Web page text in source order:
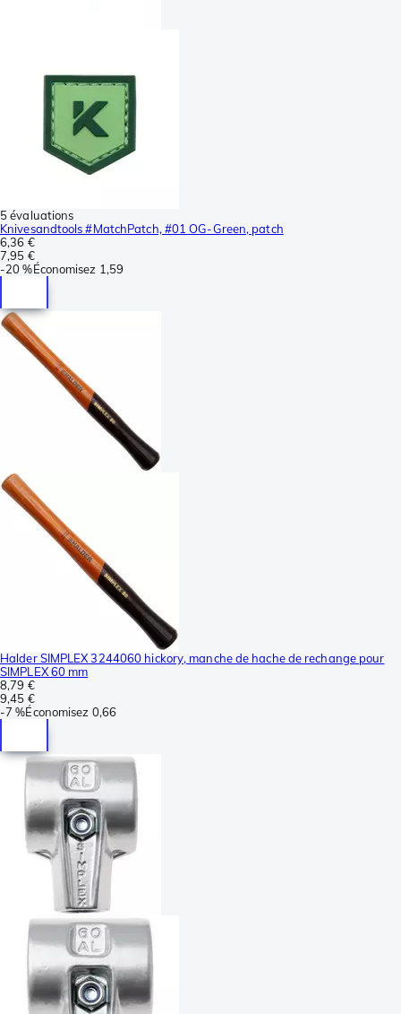
5 évaluations
Knivesandtools #MatchPatch, #01 OG-Green, patch
6,36 €
7,95 €
-20 %Économisez 1,59
Halder SIMPLEX 3244060 hickory, manche de hache de rechange pour
SIMPLEX 60 mm
8,79 €
9,45 €
-7 %Économisez 0,66